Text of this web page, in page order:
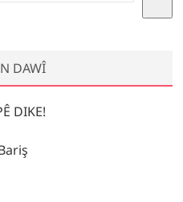
DAWÎ
DIKE!